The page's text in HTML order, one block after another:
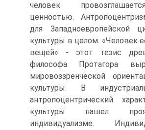
человек
ценностью.
для Западноевропейской
культуры в целом. «Человек
вещей» - этот тезис
философа Протагора
мировоззренческой
культуры. В
антропоцентрический
культуры нашел
индивидуализме.